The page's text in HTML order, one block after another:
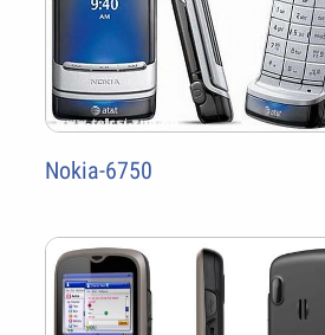
Nokia-6750